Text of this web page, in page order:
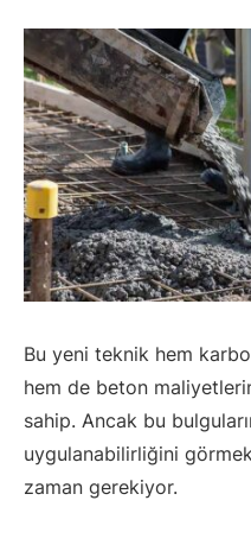
Bu yeni teknik hem
hem de beton
sahip. Ancak bu
uygulanabilirliğini
zaman gerekiyor.